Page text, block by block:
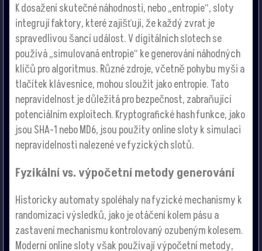
K dosažení skutečné náhodnosti, nebo „entropie“, sloty
integrují faktory, které zajišťují, že každý zvrat je
spravedlivou šancí událost. V digitálních slotech se
používá „simulovaná entropie“ ke generování náhodných
klíčů pro algoritmus. Různé zdroje, včetně pohybu myši a
tlačítek klávesnice, mohou sloužit jako entropie. Tato
nepravidelnost je důležitá pro bezpečnost, zabraňující
potenciálním exploitech. Kryptografické hash funkce, jako
jsou SHA-1 nebo MD6, jsou použity online sloty k simulaci
nepravidelnosti nalezené ve fyzických slotů.
Fyzikální vs. výpočetní metody generování
Historicky automaty spoléhaly na fyzické mechanismy k
randomizaci výsledků, jako je otáčení kolem pásu a
zastavení mechanismu kontrolovaný ozubeným kolesem.
Moderní online sloty však používají výpočetní metody,